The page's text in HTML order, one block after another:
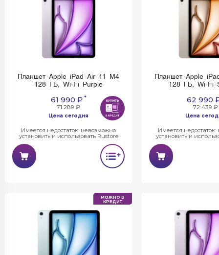
Планшет Apple iPad Air 11 M4
128 ГБ, Wi-Fi Purple
61 990 ₽*
71 289 ₽
Цена сегодня
Имеется недостаток: невозможно
установить и использовать Rustore
Планшет Apple
128 ГБ, Wi-Fi
62 990
72 439 ₽
Цена
Имеется
установить и
МОЖНО В
КРЕДИТ